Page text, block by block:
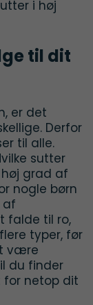
i høj
til dit
er det
Derfor
til alle.
sutter
grad af
nogle børn
af
falde til ro,
typer, før
være
du finder
for netop dit